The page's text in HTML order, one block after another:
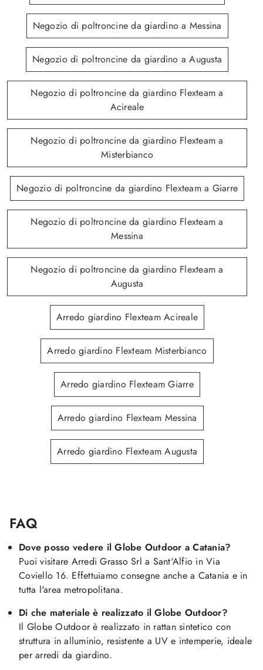
Negozio di poltroncine da giardino a Messina
Negozio di poltroncine da giardino a Augusta
Negozio di poltroncine da giardino Flexteam a
Acireale
Negozio di poltroncine da giardino Flexteam a
Misterbianco
Negozio di poltroncine da giardino Flexteam a Giarre
Negozio di poltroncine da giardino Flexteam a
Messina
Negozio di poltroncine da giardino Flexteam a
Augusta
Arredo giardino Flexteam Acireale
Arredo giardino Flexteam Misterbianco
Arredo giardino Flexteam Giarre
Arredo giardino Flexteam Messina
Arredo giardino Flexteam Augusta
FAQ
Dove posso vedere il Globe Outdoor a Catania?
Puoi visitare Arredi Grasso Srl a Sant'Alfio in Via
Coviello 16. Effettuiamo consegne anche a Catania e in
tutta l'area metropolitana.
Di che materiale è realizzato il Globe Outdoor?
Il Globe Outdoor è realizzato in rattan sintetico con
struttura in alluminio, resistente a UV e intemperie, ideale
per arredi da giardino.